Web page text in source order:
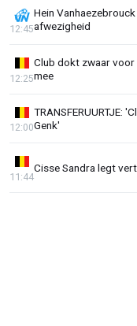
Hein
afwezigheid
12:45
Club dokt zwaar
mee
12:25
TRANSFERUURTJE:
Genk'
12:00
Cisse Sandra legt
11:44